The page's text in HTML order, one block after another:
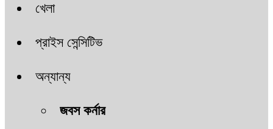
খেলা
প্রাইস সেন্সিটিভ
অন্যান্য
জবস কর্নার